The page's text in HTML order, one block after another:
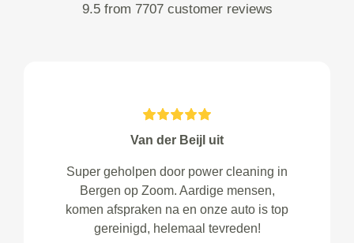
9.5 from 7707 customer reviews
Van der Beijl uit
Super geholpen door power cleaning in
Bergen op Zoom. Aardige mensen,
komen afspraken na en onze auto is top
gereinigd, helemaal tevreden!